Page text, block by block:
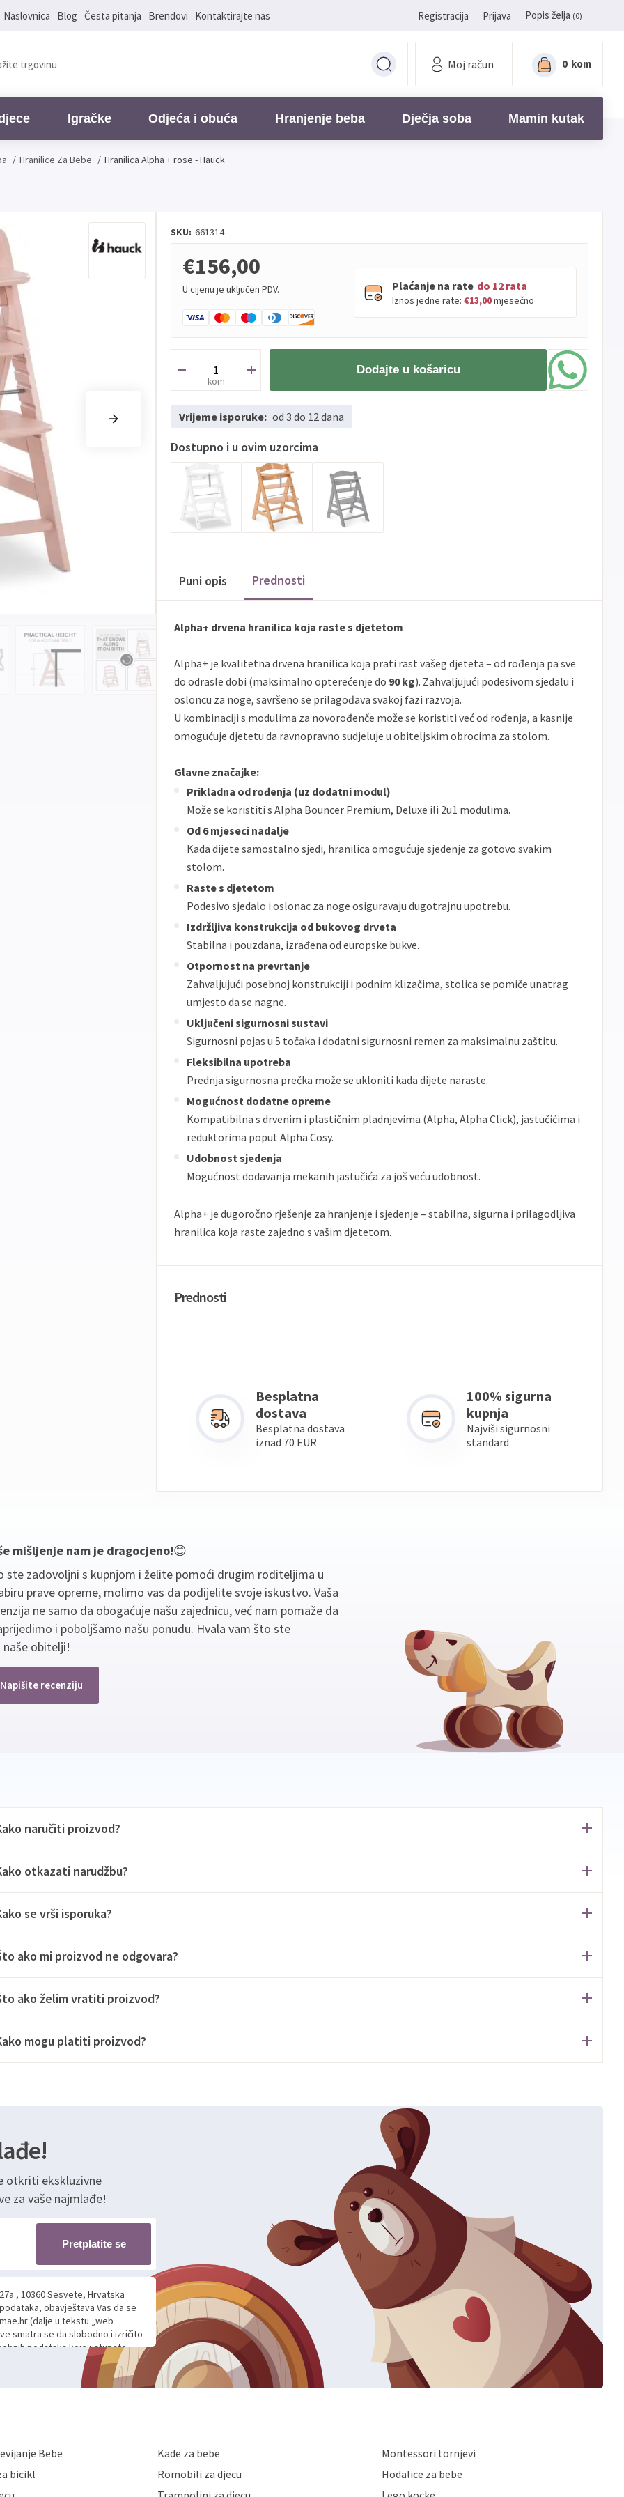
Naslovnica Blog Česta pitanja Brendovi Kontaktirajte nas Registracija Prijava Popis želja (0)
Moj račun 0 kom
Igračke Odjeća i obuća Hranjenje beba Dječja soba Mamin kutak
/ Hranilice Za Bebe / Hranilica Alpha + rose - Hauck
SKU: 661314
€156,00
U cijenu je uključen PDV. Plaćanje na rate do 12 rata
Iznos jedne rate: €13,00mjesečno
PBZ Visa do12rata
PBZ
Visa
rata
Erste
banke
Sve
kom
Dodajte u košaricu
Vrijeme isporuke: od 3 do 12 dana
Dostupno i u ovim uzorcima
Puni opis Prednosti
Alpha+ drvena hranilica koja raste s djetetom
Alpha+ je kvalitetna drvena hranilica koja prati rast vašeg djeteta – od rođenja pa sve
do odrasle dobi (maksimalno opterećenje do 90 kg). Zahvaljujući podesivom sjedalu i
osloncu za noge, savršeno se prilagođava svakoj fazi razvoja.
U kombinaciji s modulima za novorođenče može se koristiti već od rođenja, a kasnije
omogućuje djetetu da ravnopravno sudjeluje u obiteljskim obrocima za stolom.
Glavne značajke:
Prikladna od rođenja (uz dodatni modul)
Može se koristiti s Alpha Bouncer Premium, Deluxe ili 2u1 modulima.
Od 6 mjeseci nadalje
Kada dijete samostalno sjedi, hranilica omogućuje sjedenje za gotovo svakim
stolom.
Raste s djetetom
Podesivo sjedalo i oslonac za noge osiguravaju dugotrajnu upotrebu.
Izdržljiva konstrukcija od bukovog drveta
Stabilna i pouzdana, izrađena od europske bukve.
Otpornost na prevrtanje
Zahvaljujući posebnoj konstrukciji i podnim klizačima, stolica se pomiče unatrag
umjesto da se nagne.
Uključeni sigurnosni sustavi
Sigurnosni pojas u 5 točaka i dodatni sigurnosni remen za maksimalnu zaštitu.
Fleksibilna upotreba
Prednja sigurnosna prečka može se ukloniti kada dijete naraste.
Mogućnost dodatne opreme
Kompatibilna s drvenim i plastičnim pladnjevima (Alpha, Alpha Click), jastučićima i
reduktorima poput Alpha Cosy.
Udobnost sjedenja
Mogućnost dodavanja mekanih jastučića za još veću udobnost.
Alpha+ je dugoročno rješenje za hranjenje i sjedenje – stabilna, sigurna i prilagodljiva
hranilica koja raste zajedno s vašim djetetom.
Prednosti
Besplatna
dostava
Besplatna dostava
iznad 70 EUR
100% sigurna
kupnja
Najviši sigurnosni
standard
mišljenje nam je dragocjeno!😊
ste zadovoljni s kupnjom i želite pomoći drugim roditeljima u
prave opreme, molimo vas da podijelite svoje iskustvo. Vaša
ne samo da obogaćuje našu zajednicu, već nam pomaže da
i poboljšamo našu ponudu. Hvala vam što ste
naše obitelji!
Napišite recenziju
naručiti proizvod?
otkazati narudžbu?
se vrši isporuka?
ako mi proizvod ne odgovara?
ako želim vratiti proizvod?
mogu platiti proizvod?
otkriti ekskluzivne
za vaše najmlađe!
Pretplatite se
, 10360 Sesvete, Hrvatska
obavještava Vas da se
(dalje u tekstu „web
smatra se da slobodno i izričito
podataka koje ustupate
komunikacije na Vaš upit
davanju podataka te ovu Izjavu
osobne podatke u jednu od
osobnih podataka od
povjerljivost Vaših osobnih
podataka samo onim svojim
Bebe Kade za bebe
Montessori tornjevi
bicikl
Romobili za djecu
Hodalice za bebe